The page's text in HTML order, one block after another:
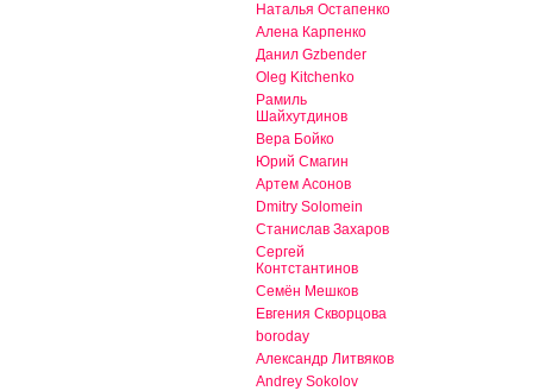
Наталья Остапенко
Алена Карпенко
Данил Gzbender
Oleg Kitchenko
Рамиль
Шайхутдинов
Вера Бойко
Юрий Смагин
Артем Асонов
Dmitry Solomein
Станислав Захаров
Сергей
Контстантинов
Семён Мешков
Евгения Скворцова
boroday
Александр Литвяков
Andrey Sokolov